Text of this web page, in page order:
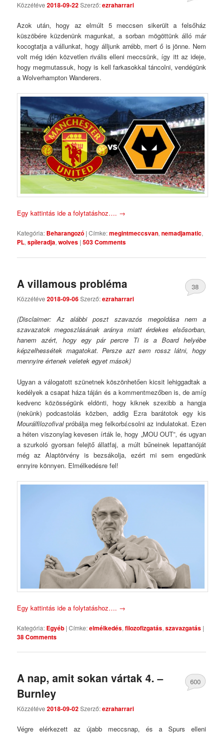
Közzétéve2018-09-22Szerző:ezraharrari
Azok után, hogy az elmúlt 5 meccsen sikerült a felsőház
küszöbére küzdenünk magunkat, a sorban mögöttünk álló már
kocogtatja a vállunkat, hogy álljunk arrébb, mert ő is jönne. Nem
volt még idén közvetlen rivális elleni meccsünk, így itt az ideje,
hogy megmutassuk, hogy is kell farkasokkal táncolni, vendégünk
a Wolverhampton Wanderers.
Egy kattintás ide a folytatáshoz…. →
Kategória: Beharangozó |Címke:megintmeccsvan,nemadjamatic,
PL,spíleradja,wolves |503 Comments
A villamous probléma
Közzétéve2018-09-06Szerző:ezraharrari
38
(Disclaimer: Az alábbi poszt szavazós megoldása nem a
szavazatok megoszlásának aránya miatt érdekes elsősorban,
hanem azért, hogy egy pár percre Ti is a Board helyébe
képzelhessétek magatokat. Persze azt sem rossz látni, hogy
mennyire értenek veletek egyet mások)
Ugyan a válogatott szünetnek köszönhetően kicsit lehiggadtak a
kedélyek a csapat háza táján és a kommentmezőben is, de amíg
kedvenc közösségünk eldönti, hogy kiknek szexibb a hangja
(nekünk) podcastolás közben, addig Ezra barátotok egy kis
Mourálfilozofivalpróbálja meg felkorbácsolni az indulatokat. Ezen
a héten viszonylag kevesen írták le, hogy „MOU OUT”, és ugyan
a szurkoló gyorsan felejtő állatfaj, a múlt bűneinek lepattanóját
még az Alaptörvény is bezsákolja, ezért mi sem engedünk
ennyire könnyen. Elmélkedésre fel!
Egy kattintás ide a folytatáshoz…. →
Kategória: Egyéb |Címke:elmélkedés,filozofizgatás,szavazgatás |
38 Comments
A nap, amit sokan vártak 4. –
Burnley
Közzétéve2018-09-02Szerző:ezraharrari
600
Végre elérkezett az újabb meccsnap, és a Spurs elleni